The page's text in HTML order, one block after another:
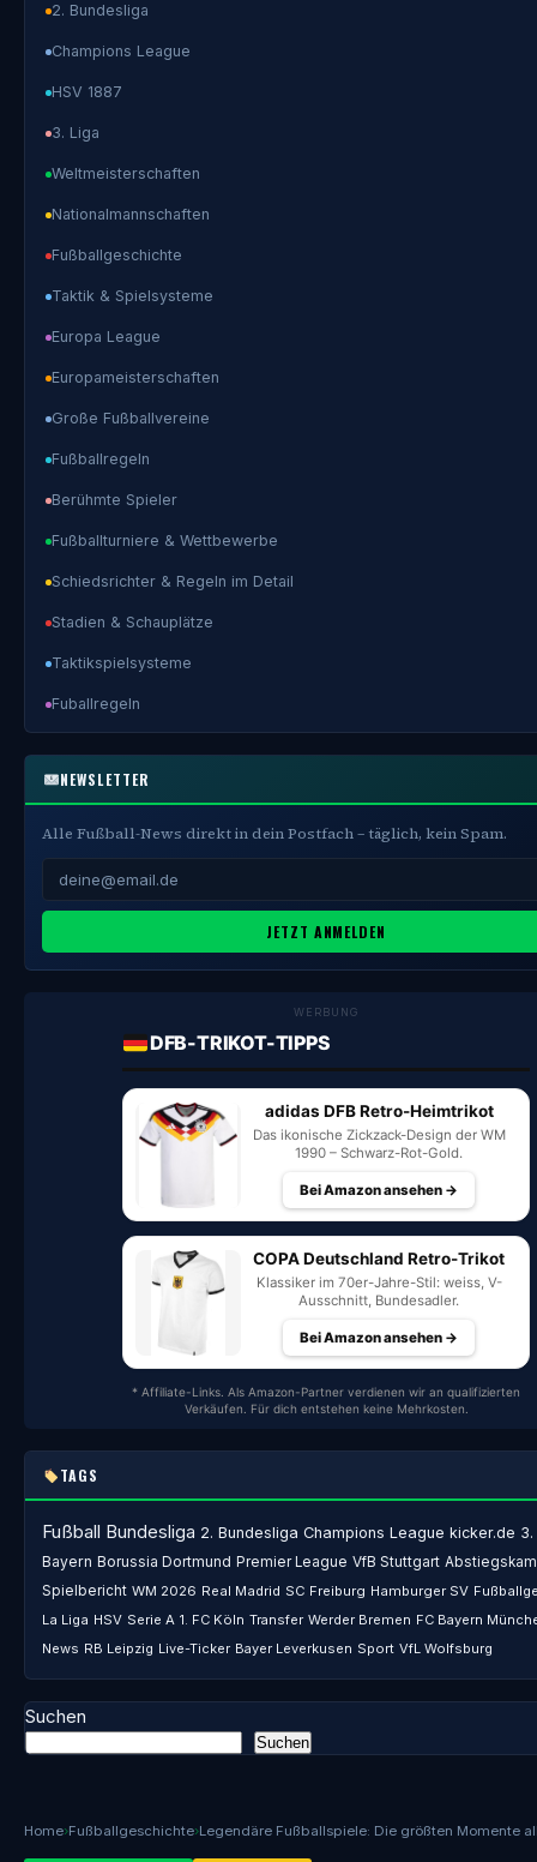
Home›Fußballgeschichte›Legendäre Fußballspiele: Die größten Momente
2. Bundesliga
Champions League
HSV 1887
3. Liga
Weltmeisterschaften
Nationalmannschaften
Fußballgeschichte
Taktik & Spielsysteme
Europa League
Europameisterschaften
Große Fußballvereine
Fußballregeln
Berühmte Spieler
Fußballturniere & Wettbewerbe
Schiedsrichter & Regeln im Detail
Stadien & Schauplätze
Taktikspielsysteme
Fuballregeln
NEWSLETTER
Alle Fußball-News direkt in dein Postfach – täglich, kein Spam.
JETZT ANMELDEN
WERBUNG
DFB-TRIKOT-TIPPS
adidas DFB Retro-Heimtrikot
Das ikonische Zickzack-Design der WM
1990 – Schwarz-Rot-Gold.
Bei Amazon ansehen →
COPA Deutschland Retro-Trikot
Klassiker im 70er-Jahre-Stil: weiss, V-
Ausschnitt, Bundesadler.
Bei Amazon ansehen →
* Affiliate-Links. Als Amazon-Partner verdienen wir an qualifizierten
Verkäufen. Für dich entstehen keine Mehrkosten.
TAGS
Fußball Bundesliga 2. Bundesliga Champions League kicker.de 3.
Bayern Borussia Dortmund Premier League VfB Stuttgart
Spielbericht WM 2026 Real Madrid SC Freiburg Hamburger SV
La Liga HSV Serie A 1. FC Köln Transfer Werder Bremen FC Bayern
News RB Leipzig Live-Ticker Bayer Leverkusen Sport VfL Wolfsburg
Suchen
Suchen